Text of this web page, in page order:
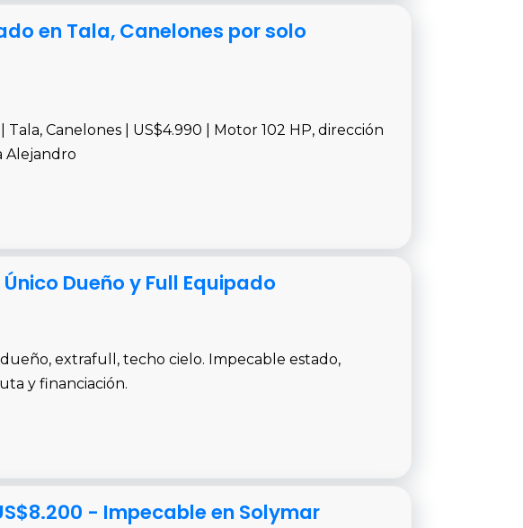
en Tala, Canelones por solo
Tala, Canelones | US$4.990 | Motor 102 HP, dirección
Alejandro
Dueño y Full Equipado
dueño, extrafull, techo cielo. Impecable estado,
y financiación.
- Impecable en Solymar